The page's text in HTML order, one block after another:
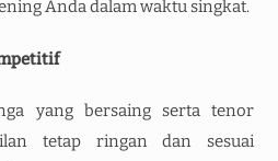
Anda dalam waktu singkat.
yang bersaing serta tenor
tetap ringan dan sesuai